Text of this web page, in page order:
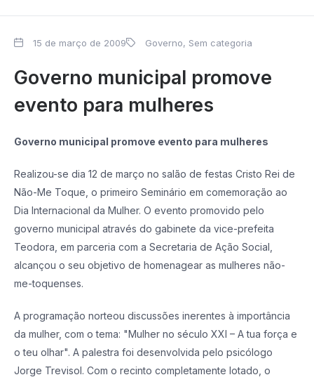
15 de março de 2009 Governo, Sem categoria
Governo municipal promove
evento para mulheres
Governo municipal promove evento para mulheres
Realizou-se dia 12 de março no salão de festas Cristo Rei de
Não-Me Toque, o primeiro Seminário em comemoração ao
Dia Internacional da Mulher. O evento promovido pelo
governo municipal através do gabinete da vice-prefeita
Teodora, em parceria com a Secretaria de Ação Social,
alcançou o seu objetivo de homenagear as mulheres não-
me-toquenses.
A programação norteou discussões inerentes à importância
da mulher, com o tema: "Mulher no século XXI – A tua força e
o teu olhar". A palestra foi desenvolvida pelo psicólogo
Jorge Trevisol. Com o recinto completamente lotado, o